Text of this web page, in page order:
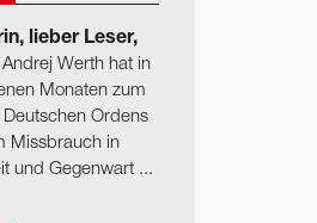
lieber Leser,
Werth hat in
Monaten zum
Ordens
Missbrauch in
und Gegenwart ...